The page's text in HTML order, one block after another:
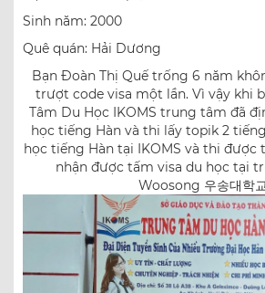
Sinh năm: 2000
Quê quán: Hải Dương
Bạn Đoàn Thị Quế trống 6 năm
trượt code visa một lần. Vì vậy khi
Tâm Du Học IKOMS trung tâm đã
học tiếng Hàn và thi lấy topik 2
học tiếng Hàn tại IKOMS và thi được
nhận được tấm visa du học tại
Woosong 우송대학